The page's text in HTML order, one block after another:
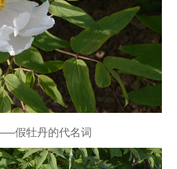
假牡丹的代名词